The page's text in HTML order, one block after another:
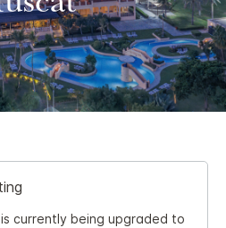
currently being upgraded to